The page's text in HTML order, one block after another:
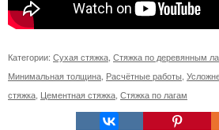
Категории: Сухая стяжка Стяжка по деревянным
Минимальная толщина Расчётные работы
стяжка Цементная стяжка Стяжка по лагам